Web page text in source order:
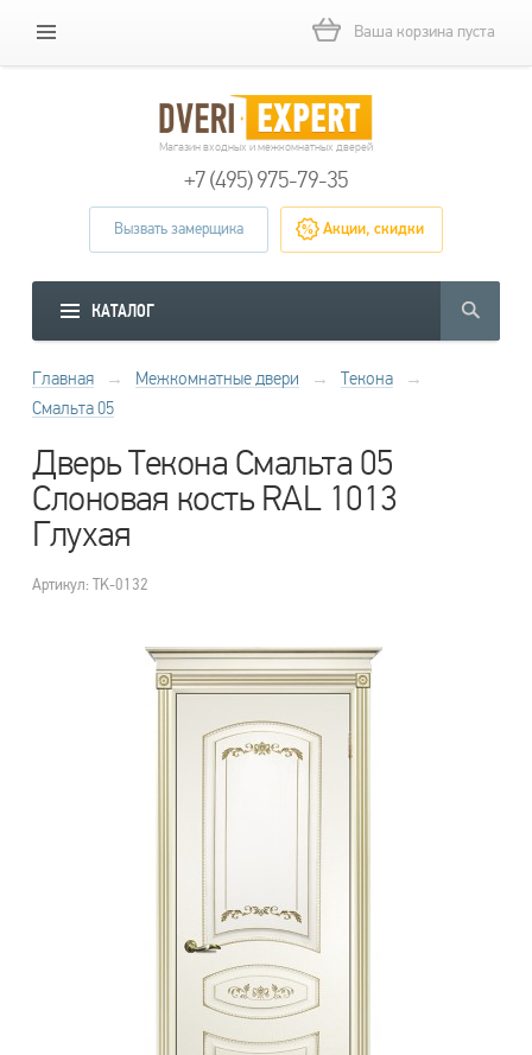
Ваша корзина пуста
Магазин входных и межкомнатных дверей
+7 (495) 975-79-35
Вызвать замерщика Акции, скидки
КАТАЛОГ
Главная → Межкомнатные двери → Текона
→
Смальта 05
Дверь Текона Смальта 05
Слоновая кость RAL 1013
Глухая
Артикул: TK-0132